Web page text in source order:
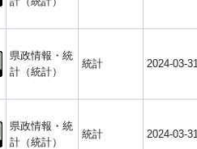
県政情報・統
計（統計）
統計 2024-03-31
県政情報・統
計（統計）
統計 2024-03-31